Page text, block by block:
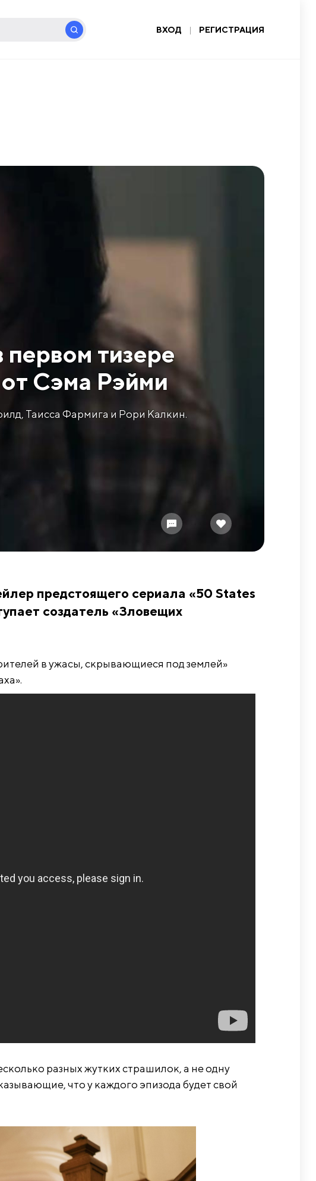
ВХОД | РЕГИСТРАЦИЯ
тизере
Сэма Рэйми
Таисса Фармига и Рори Калкин.
предстоящего сериала «50 States
создатель «Зловещих
в ужасы, скрывающиеся под землей»
разных жутких страшилок, а не одну
что у каждого эпизода будет свой